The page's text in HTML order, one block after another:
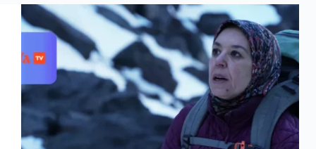
Gerra
Un
voyage
intime
au
cœur
la
Haute-
Maurienne